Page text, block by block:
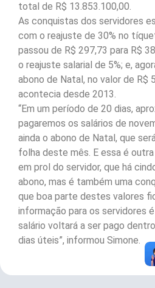
total de R$ 13.853.100,00.
As conquistas dos servidores
com o reajuste de 30% no
passou de R$ 297,73 para R$
o reajuste salarial de 5%; e,
abono de Natal, no valor de R$
acontecia desde 2013.
“Em um período de 20 dias,
pagaremos os salários de
ainda o abono de Natal, que
folha deste mês. E essa é
em prol do servidor, que há
abono, mas é também uma
que boa parte destes valores
informação para os servidores
salário voltará a ser pago
dias úteis”, informou Simone.